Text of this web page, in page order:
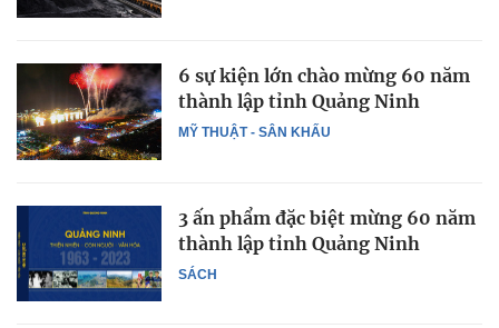
MỸ THUẬT - SÂN KHẤU
6 sự kiện lớn chào mừng 60 năm
thành lập tỉnh Quảng Ninh
SÁCH
3 ấn phẩm đặc biệt mừng 60 năm
thành lập tỉnh Quảng Ninh